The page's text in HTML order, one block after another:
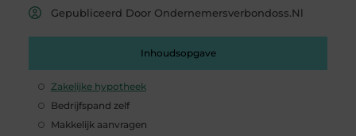
Gepubliceerd Door Ondernemersverbondoss.nl
Inhoudsopgave
Zakelijke hypotheek
Bedrijfspand zelf
Makkelijk aanvragen